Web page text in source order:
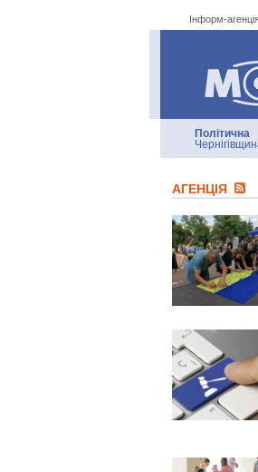
Інформ-
Політична
АГЕНЦIЯ